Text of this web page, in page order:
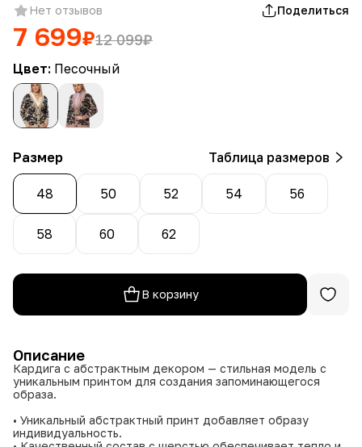
Нет отзывов Поделиться
7 699₽12 099₽
Цвет: Песочный
Размер Таблица размеров
48 50 52 54 56
58 60 62
В корзину
Описание
Кардига с абстрактным декором — стильная модель с
уникальным принтом для создания запоминающегося
образа.
• Уникальный абстрактный принт добавляет образу
индивидуальность.